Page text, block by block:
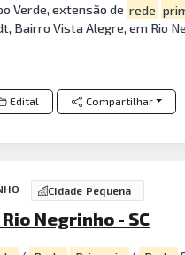
Verde, extensão de rede
Bairro Vista Alegre, em Rio
Edital Compartilhar
Cidade Pequena
Negrinho - SC